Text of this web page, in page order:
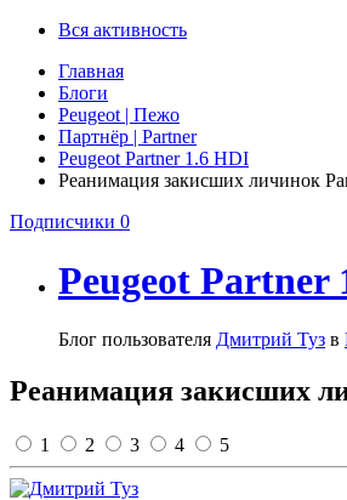
Вся активность
Главная
Блоги
Peugeot | Пежо
Партнёр | Partner
Peugeot Partner 1.6 HDI
Реанимация закисших личинок
Подписчики 0
Peugeot Partner
Блог пользователя Дмитрий Туз в
Реанимация закисших
1 2 3 4 5